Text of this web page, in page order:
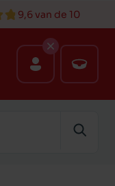
9,6 van de 10